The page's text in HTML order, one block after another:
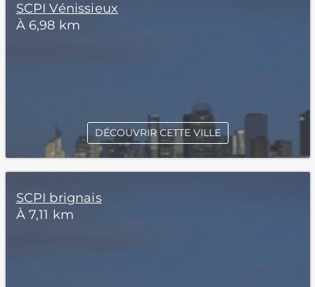
SCPI Vénissieux
À 6,98 km
DÉCOUVRIR CETTE VILLE
SCPI brignais
À 7,11 km